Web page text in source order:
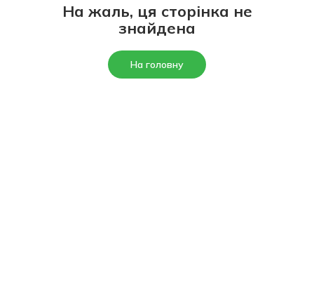
На жаль, ця сторінка не
знайдена
На головну